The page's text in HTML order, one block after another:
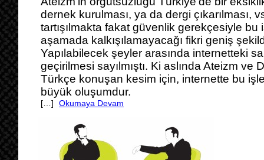
dernek kurulması, ya da dergi çıkarılması,
tartışılmakta fakat güvenlik gerekçesiyle bu
aşamada kalkışılamayacağı fikri geniş
Yapılabilecek şeyler arasında internetteki
geçirilmesi sayılmıştı. Ki aslında Ateizm ve
Türkçe konuşan kesim için, internette bu
büyük oluşumdur.
[…]Okumaya Devam